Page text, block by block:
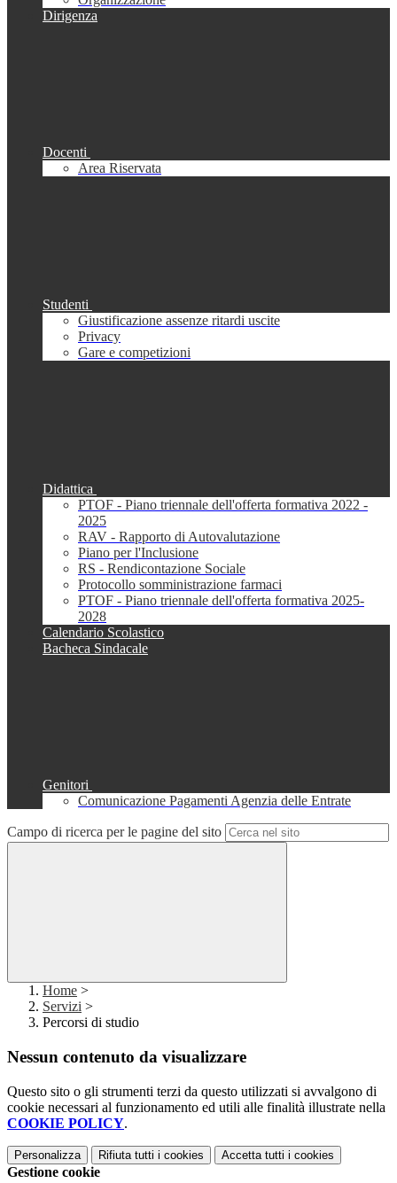
Dirigenza
Docenti
Area Riservata
Studenti
Giustificazione assenze ritardi uscite
Privacy
Gare e competizioni
Didattica
PTOF - Piano triennale dell'offerta formativa 2022 -
2025
RAV - Rapporto di Autovalutazione
Piano per l'Inclusione
RS - Rendicontazione Sociale
Protocollo somministrazione farmaci
PTOF - Piano triennale dell'offerta formativa 2025-
2028
Calendario Scolastico
Bacheca Sindacale
Genitori
Comunicazione Pagamenti Agenzia delle Entrate
Campo di ricerca per le pagine del sito
Home >
Servizi >
Percorsi di studio
Nessun contenuto da visualizzare
Questo sito o gli strumenti terzi da questo utilizzati si avvalgono di
cookie necessari al funzionamento ed utili alle finalità illustrate nella
COOKIE POLICY.
Personalizza Rifiuta tutti i cookies Accetta tutti i cookies
Gestione cookie